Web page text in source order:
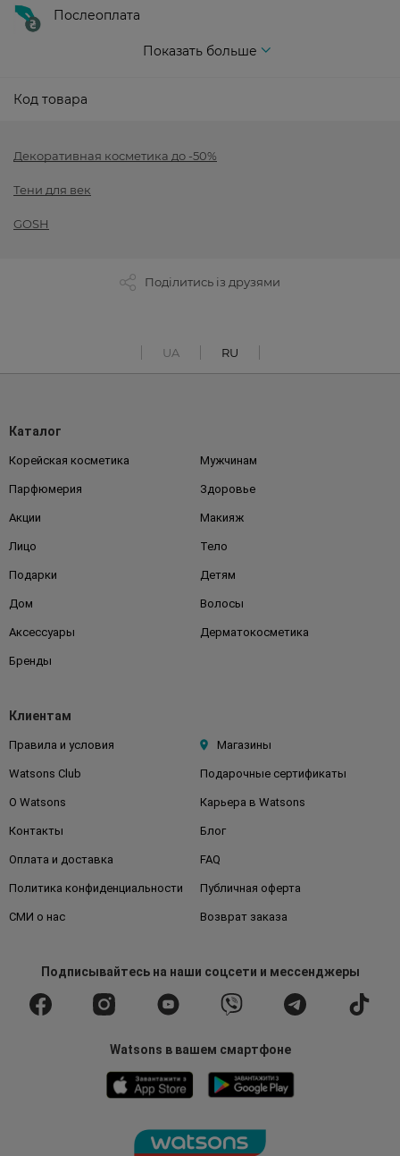
Послеоплата
Показать больше
Код товара
Декоративная косметика до -50%
Тени для век
GOSH
Поділитись із друзями
UA RU
Каталог
Корейская косметика Мужчинам
Парфюмерия Здоровье
Акции Макияж
Лицо Тело
Подарки Детям
Дом Волосы
Аксессуары Дерматокосметика
Бренды
Клиентам
Правила и условия Магазины
Watsons Club Подарочные сертификаты
О Watsons Карьера в Watsons
Контакты Блог
Оплата и доставка FAQ
Политика конфиденциальности Публичная оферта
СМИ о нас Возврат заказа
Подписывайтесьна наши соцсети и мессенджеры
Watsons в вашем смартфоне